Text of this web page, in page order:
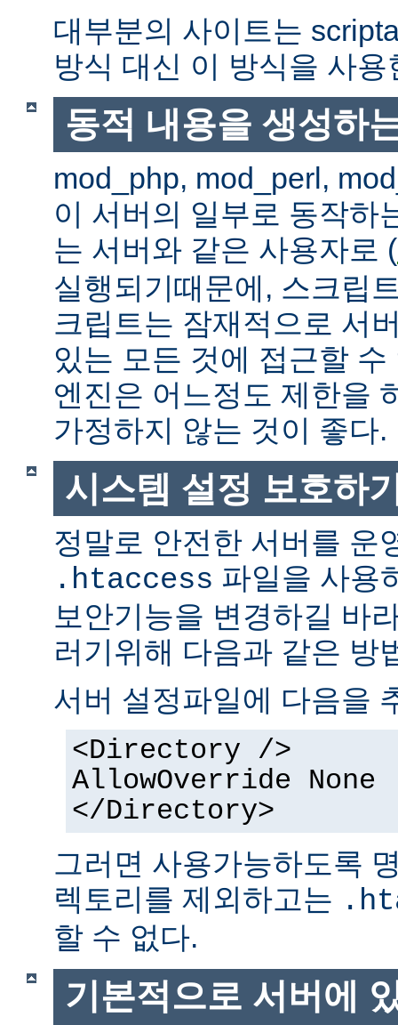
대부분의 사이트는
방식 대신 이 방식을 사용
동적 내용을 생성하
mod_php, mod_perl,
이 서버의 일부로 동작하
는 서버와 같은 사용자로 (
실행되기때문에, 스크립
크립트는 잠재적으로 서
있는 모든 것에 접근할
엔진은 어느정도 제한을
가정하지 않는 것이 좋다.
시스템 설정 보호하
정말로 안전한 서버를 운
.htaccess 파일을 사용
보안기능을 변경하길 바
러기위해 다음과 같은 방
서버 설정파일에 다음을
<Directory />
AllowOverride None
</Directory>
그러면 사용가능하도록
렉토리를 제외하고는
할 수 없다.
기본적으로 서버에